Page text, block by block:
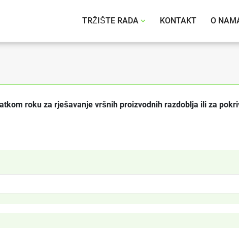
Heigenmoser GmbH
TRŽIŠTE RADA KONTAKT O
roku za rješavanje vršnih proizvodnih razdoblja ili za